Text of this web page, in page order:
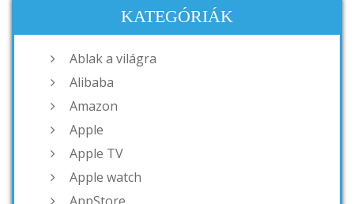
KATEGÓRIÁK
Ablak a világra
Alibaba
Amazon
Apple
Apple TV
Apple watch